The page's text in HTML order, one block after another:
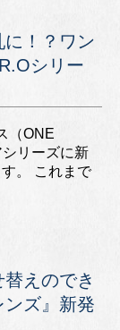
に！？ワン
シリー
（ONE
リーズに新
。 これまで
えのでき
ズ』新発